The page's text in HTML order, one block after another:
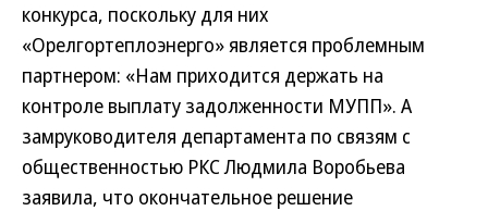
конкурса, поскольку для них
«Орелгортеплоэнерго» является проблемным
партнером: «Нам приходится держать на
контроле выплату задолженности МУПП». А
замруководителя департамента по связям с
общественностью РКС Людмила Воробьева
заявила, что окончательное решение